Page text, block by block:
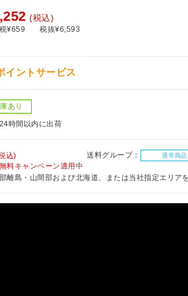
(税込)
¥659 税抜¥6,593
イントサービス
あり
時間以内に出荷
込) 送料グループ： 通常商品
料キャンペーン適用中
離島・山間部および北海道、または当社指定エリア